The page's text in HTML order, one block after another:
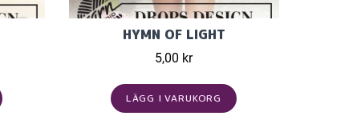
HYMN OF LIGHT
5,00 kr
LÄGG I VARUKORG